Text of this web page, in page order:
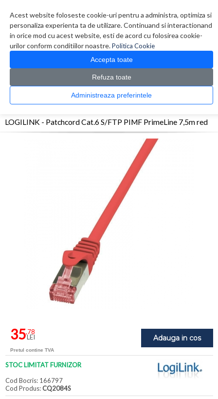
Acest website foloseste cookie-uri pentru a administra, optimiza si
personaliza experienta ta de utilizare. Continuand si interactionand
in orice mod cu acest website, esti de acord cu folosirea cookie-
urilor conform conditiilor noastre.Politica Cookie
Accepta toate
Refuza toate
Administreaza preferintele
0 produs(e)
CATALOG PRODUSE
> Cabluri > LOGILINK - Patchcord Cat.6 S/FTP PIMF
LOGILINK - Patchcord Cat.6 S/FTP PIMF PrimeLine 7,5m red
Adauga in cos
35,78
LEI
Pretul contine TVA
STOC LIMITAT FURNIZOR
Cod Bocris: 166797
Cod Produs:CQ2084S